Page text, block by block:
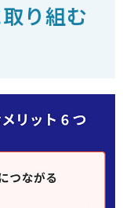
り組む